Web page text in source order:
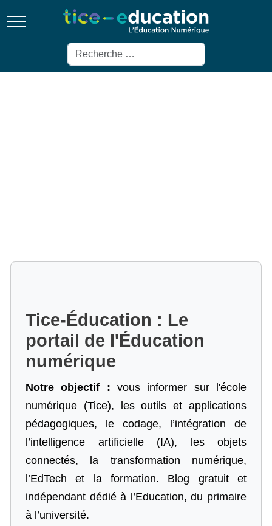
Mobile Menu Toggle
Rechercher
Tice-Éducation : Le
portail de l'Éducation
numérique
Notre objectif : vous informer sur l'école
numérique (Tice), les outils et applications
pédagogiques, le codage,
l’intégration de
l’intelligence artificielle (IA), les objets
connectés, la transformation numérique,
l’EdTech et la formation. Blog gratuit et
indépendant dédié à l’Education, du primaire
à l’université.